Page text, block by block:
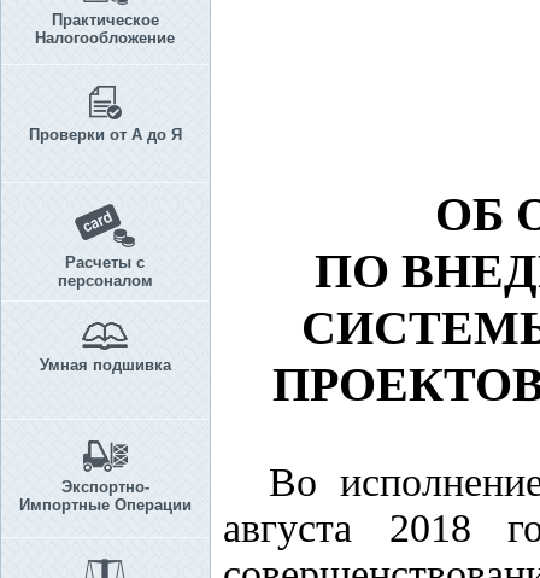
Практическое
Налогообложение
Проверки от А до Я
Расчеты с
персоналом
Умная подшивка
Экспортно-
Импортные Операции
ОБ
ПО
Во
августа 2018